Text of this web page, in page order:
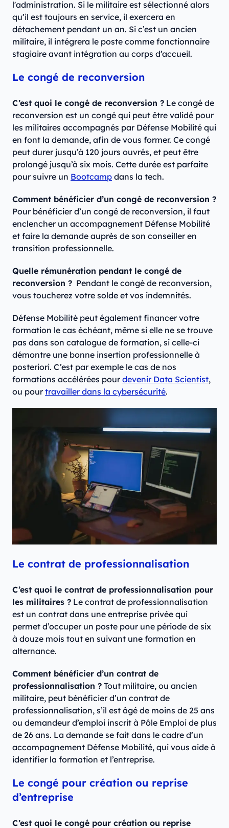
l'administration. Si le militaire est sélectionné alors
qu’il est toujours en service, il exercera en
détachement pendant un an. Si c’est un ancien
militaire, il intégrera le poste comme fonctionnaire
stagiaire avant intégration au corps d’accueil.
Le congé de reconversion
C’est quoi le congé de reconversion ? Le congé de
reconversion est un congé qui peut être validé pour
les militaires accompagnés par Défense Mobilité qui
en font la demande, afin de vous former. Ce congé
peut durer jusqu’à 120 jours ouvrés, et peut être
prolongé jusqu’à six mois. Cette durée est parfaite
pour suivre un Bootcamp dans la tech.
Comment bénéficier d’un congé de reconversion ?
Pour bénéficier d’un congé de reconversion, il faut
enclencher un accompagnement Défense Mobilité
et faire la demande auprès de son conseiller en
transition professionnelle.
Quelle rémunération pendant le congé de
reconversion ? Pendant le congé de reconversion,
vous toucherez votre solde et vos indemnités.
Défense Mobilité peut également financer votre
formation le cas échéant, même si elle ne se trouve
pas dans son catalogue de formation, si celle-ci
démontre une bonne insertion professionnelle à
posteriori. C’est par exemple le cas de nos
formations accélérées pourdevenir Data Scientist,
ou pourtravailler dans la cybersécurité.
Le contrat de professionnalisation
C’est quoi le contrat de professionnalisation pour
les militaires ? Le contrat de professionnalisation
est un contrat dans une entreprise privée qui
permet d’occuper un poste pour une période de six
à douze mois tout en suivant une formation en
alternance.
Comment bénéficier d’un contrat de
professionnalisation ? Tout militaire, ou ancien
militaire, peut bénéficier d’un contrat de
professionnalisation, s’il est âgé de moins de 25 ans
ou demandeur d’emploi inscrit à Pôle Emploi de plus
de 26 ans. La demande se fait dans le cadre d’un
accompagnement Défense Mobilité, qui vous aide à
identifier la formation et l’entreprise.
Le congé pour création ou reprise
d’entreprise
C’est quoi le congé pour création ou reprise